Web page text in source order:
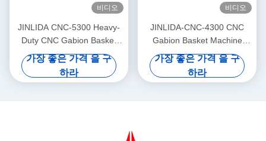
비디오
JINLIDA CNC-5300 Heavy-
Duty CNC Gabion Basket
Welding Machine 5300mm
Width Double Twist Mesh
Production Equipment
가장 좋은 가격 을 구
하라
비디오
JINLIDA-CNC-4300 CNC
Gabion Basket Machine
4300mm Working Width
Servo-Driven Double Twist
Mesh Equipment
가장 좋은 가격 을 구
하라